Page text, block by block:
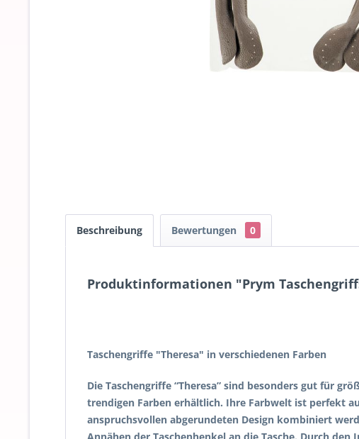
Beschreibung Bewertungen 0
Produktinformationen "Prym
Taschengriffe "Theresa" in verschiedenen Farben
Die Taschengriffe “Theresa” sind besonders gut für
trendigen Farben erhältlich. Ihre Farbwelt ist perfekt
anspruchsvollen abgerundeten Design kombiniert